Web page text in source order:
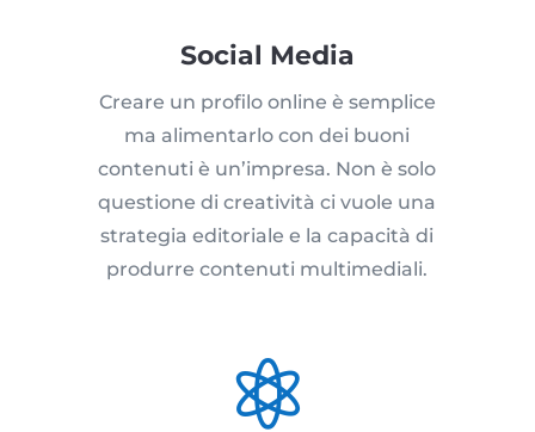
Social Media
Creare un profilo online è semplice
ma alimentarlo con dei buoni
contenuti è un’impresa. Non è solo
questione di creatività ci vuole una
strategia editoriale e la capacità di
produrre contenuti multimediali.
